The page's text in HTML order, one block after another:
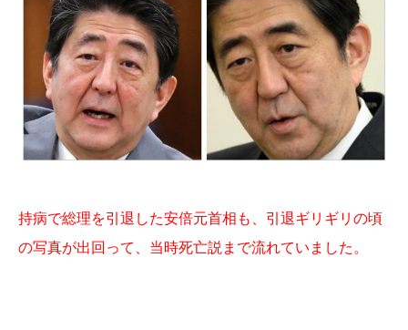
持病で総理を引退した安倍元首相も、引退ギリギリの頃
の写真が出回って、当時死亡説まで流れていました。